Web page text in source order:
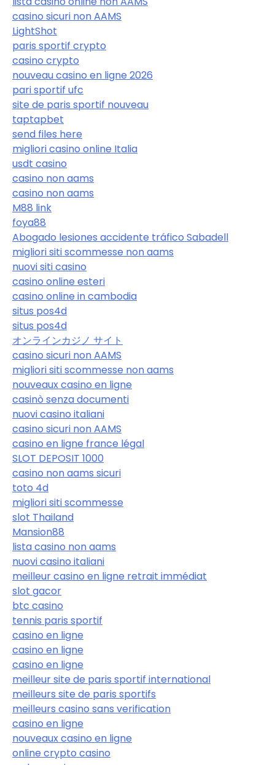
casino sicuri non AAMS
LightShot
paris sportif crypto
casino crypto
nouveau casino en ligne 2026
pari sportif ufc
site de paris sportif nouveau
taptapbet
send files here
migliori casino online Italia
usdt casino
casino non aams
casino non aams
M88 link
foya88
Abogado lesiones accidente tráfico Sabadell
migliori siti scommesse non aams
nuovi siti casino
casino online esteri
casino online in cambodia
situs pos4d
situs pos4d
オンラインカジノ サイト
casino sicuri non AAMS
migliori siti scommesse non aams
nouveaux casino en ligne
casinò senza documenti
nuovi casino italiani
casino sicuri non AAMS
casino en ligne france légal
SLOT DEPOSIT 1000
casino non aams sicuri
toto 4d
migliori siti scommesse
slot Thailand
Mansion88
lista casino non aams
nuovi casino italiani
meilleur casino en ligne retrait immédiat
slot gacor
btc casino
tennis paris sportif
casino en ligne
casino en ligne
casino en ligne
meilleur site de paris sportif international
meilleurs site de paris sportifs
meilleurs casino sans verification
casino en ligne
nouveaux casino en ligne
online crypto casino